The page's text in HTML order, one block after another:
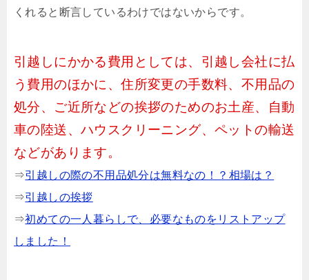
くれると断言しているわけではないからです。
引越しにかかる費用としては、引越し会社に払
う費用のほかに、住所変更の手数料、不用品の
処分、ご近所などの挨拶のためのお土産、自動
車の陸送、ハウスクリーニング、ペットの輸送
などがあります。
⇒引越しの際の不用品処分は無料なの！？相場は？
⇒引越しの挨拶
⇒初めての一人暮らしで、必要なものをリストアップ
しました！